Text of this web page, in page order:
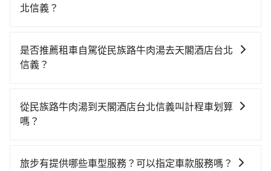
北信義？
鐵較貴、費時、轉車麻煩，且難叫計程車前往高鐵站！
從最早06:24一直到23:00，苗栗-台北一天最多有32班次
約32分鐘。抵達高鐵站後，步行進站、現場購票並於月
台排隊的時間約15分鐘，再乘坐43~49分鐘（平均46
後約花30分鐘、車費300元後，抵達天閣酒店台北信義
是否推薦租車自駕從民族路牛肉湯去天閣酒店台北
信義？
自駕，但花費可能不小。租車公司一般以天為單位計
費，小轎車如Toyota Yaris、Nissan Kicks，一天租金
eTag（每公里約1元）、路邊停車（每小時約40元）、
從民族路牛肉湯到天閣酒店台北信義叫計程車划算
嗎？
灣大車隊，如果在路邊攔不到車，也可考慮打電話至附
旅步有提供哪些車型服務？可以指定車款服務嗎？